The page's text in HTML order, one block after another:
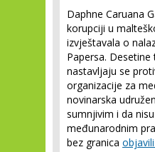
Daphne Caruana
korupciji u
izvještavala o
Papersa. Desetine
nastavljaju se
organizacije za
novinarska
sumnjivim i da
međunarodnim
bez granica